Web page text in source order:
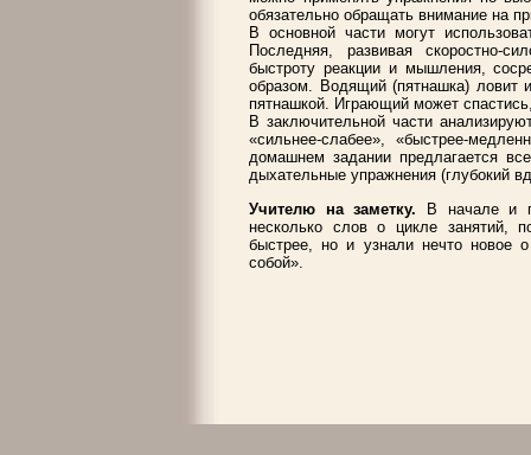
обязательно обращать внимание на
В основной части могут
Последняя, развивая скоростно-
быстроту реакции и мышления,
образом. Водящий (пятнашка) ловит
пятнашкой. Играющий может
В заключительной части
«сильнее-слабее», «быстрее-
домашнем задании предлагается
дыхательные упражнения (глубокий
Учителю на заметку. В начале и
несколько слов о цикле занятий,
быстрее, но и узнали нечто новое
собой».